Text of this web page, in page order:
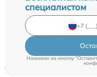
специалистом
Нажимая на кнопку